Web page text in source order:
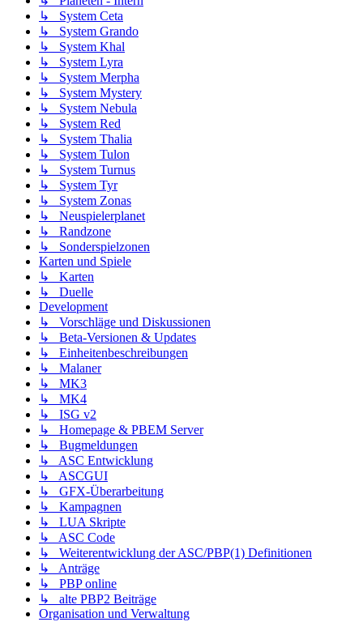
↳ System Ceta
↳ System Grando
↳ System Khal
↳ System Lyra
↳ System Merpha
↳ System Mystery
↳ System Nebula
↳ System Red
↳ System Thalia
↳ System Tulon
↳ System Turnus
↳ System Tyr
↳ System Zonas
↳ Neuspielerplanet
↳ Randzone
↳ Sonderspielzonen
Karten und Spiele
↳ Karten
↳ Duelle
Development
↳ Vorschläge und Diskussionen
↳ Beta-Versionen & Updates
↳ Einheitenbeschreibungen
↳ Malaner
↳ MK3
↳ MK4
↳ ISG v2
↳ Homepage & PBEM Server
↳ Bugmeldungen
↳ ASC Entwicklung
↳ ASCGUI
↳ GFX-Überarbeitung
↳ Kampagnen
↳ LUA Skripte
↳ ASC Code
↳ Weiterentwicklung der ASC/PBP(1) Definitionen
↳ Anträge
↳ PBP online
↳ alte PBP2 Beiträge
Organisation und Verwaltung